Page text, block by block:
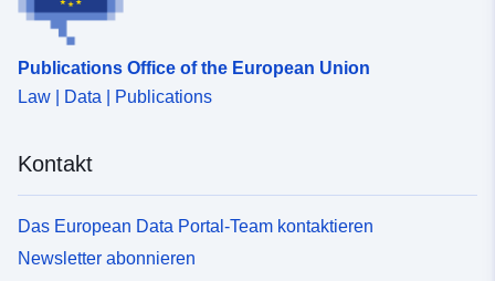
Publications Office of the European Union
Law | Data | Publications
Kontakt
Das European Data Portal-Team kontaktieren
Newsletter abonnieren